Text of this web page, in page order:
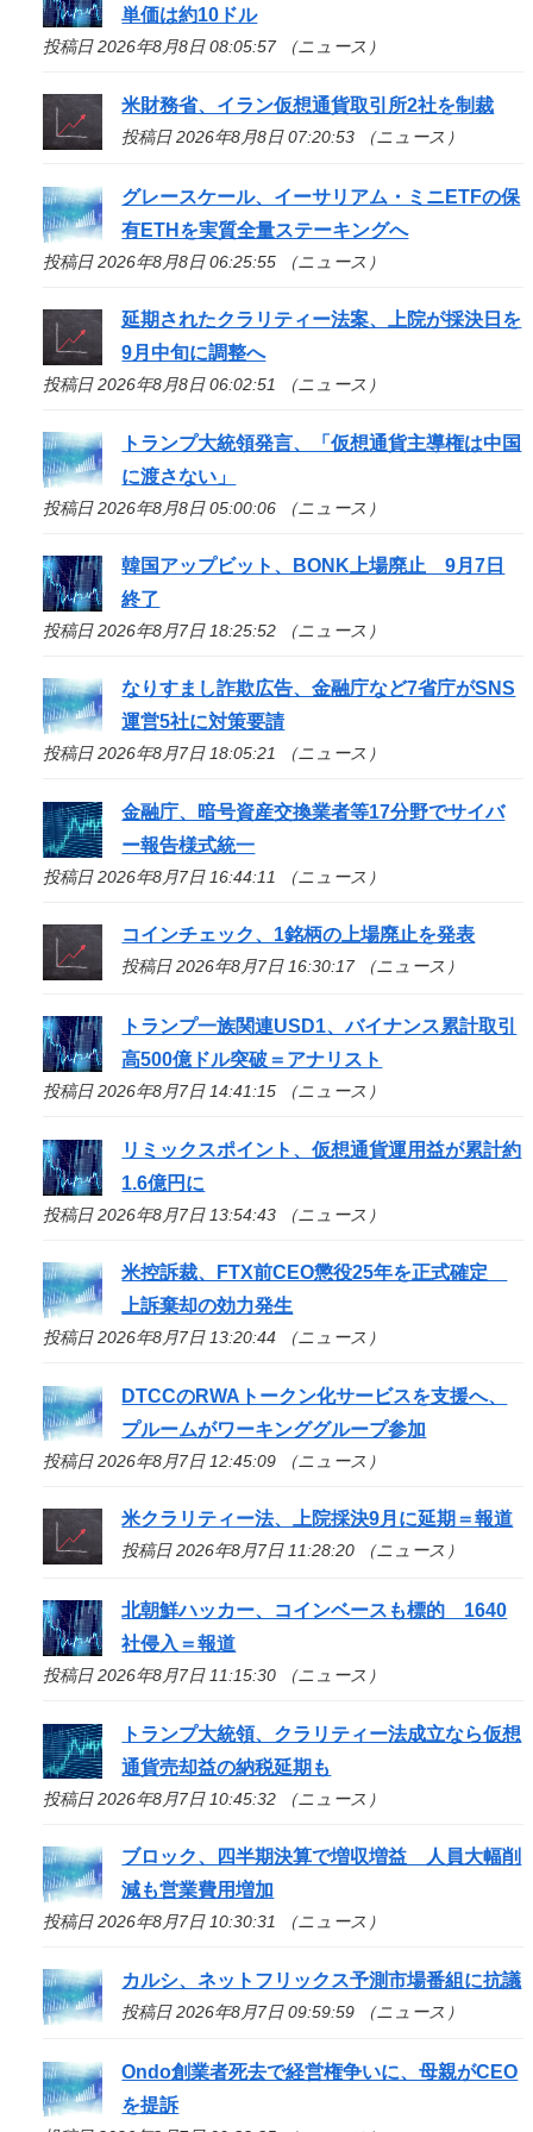
単価は約10ドル
投稿日 2026年8月8日 08:05:57 （ニュース）
米財務省、イラン仮想通貨取引所2社を制裁
投稿日 2026年8月8日 07:20:53 （ニュース）
グレースケール、イーサリアム・ミニETFの保
有ETHを実質全量ステーキングへ
投稿日 2026年8月8日 06:25:55 （ニュース）
延期されたクラリティー法案、上院が採決日を
9月中旬に調整へ
投稿日 2026年8月8日 06:02:51 （ニュース）
トランプ大統領発言、「仮想通貨主導権は中国
に渡さない」
投稿日 2026年8月8日 05:00:06 （ニュース）
韓国アップビット、BONK上場廃止 9月7日
終了
投稿日 2026年8月7日 18:25:52 （ニュース）
なりすまし詐欺広告、金融庁など7省庁がSNS
運営5社に対策要請
投稿日 2026年8月7日 18:05:21 （ニュース）
金融庁、暗号資産交換業者等17分野でサイバ
ー報告様式統一
投稿日 2026年8月7日 16:44:11 （ニュース）
コインチェック、1銘柄の上場廃止を発表
投稿日 2026年8月7日 16:30:17 （ニュース）
トランプ一族関連USD1、バイナンス累計取引
高500億ドル突破＝アナリスト
投稿日 2026年8月7日 14:41:15 （ニュース）
リミックスポイント、仮想通貨運用益が累計約
1.6億円に
投稿日 2026年8月7日 13:54:43 （ニュース）
米控訴裁、FTX前CEO懲役25年を正式確定
上訴棄却の効力発生
投稿日 2026年8月7日 13:20:44 （ニュース）
DTCCのRWAトークン化サービスを支援へ、
プルームがワーキンググループ参加
投稿日 2026年8月7日 12:45:09 （ニュース）
米クラリティー法、上院採決9月に延期＝報道
投稿日 2026年8月7日 11:28:20 （ニュース）
北朝鮮ハッカー、コインベースも標的 1640
社侵入＝報道
投稿日 2026年8月7日 11:15:30 （ニュース）
トランプ大統領、クラリティー法成立なら仮想
通貨売却益の納税延期も
投稿日 2026年8月7日 10:45:32 （ニュース）
ブロック、四半期決算で増収増益 人員大幅削
減も営業費用増加
投稿日 2026年8月7日 10:30:31 （ニュース）
カルシ、ネットフリックス予測市場番組に抗議
投稿日 2026年8月7日 09:59:59 （ニュース）
Ondo創業者死去で経営権争いに、母親がCEO
を提訴